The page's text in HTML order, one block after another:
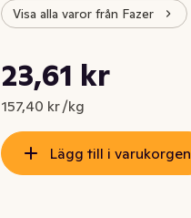
Visa alla varor från Fazer
Nuvarande pris är: 23,61 kr
23,61 kr
157,40 kr /kg
Styckpris: 157,40 kr /kg
Lägg till i varukorgen